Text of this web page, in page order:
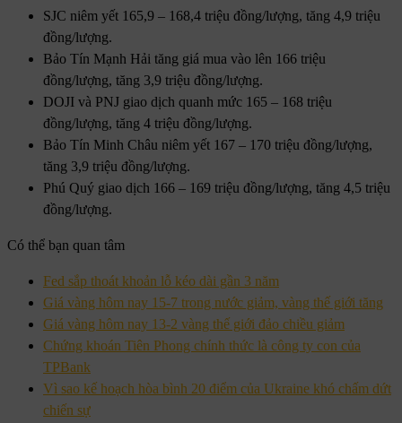
SJC niêm yết 165,9 – 168,4 triệu đồng/lượng, tăng 4,9 triệu
đồng/lượng.
Bảo Tín Mạnh Hải tăng giá mua vào lên 166 triệu
đồng/lượng, tăng 3,9 triệu đồng/lượng.
DOJI và PNJ giao dịch quanh mức 165 – 168 triệu
đồng/lượng, tăng 4 triệu đồng/lượng.
Bảo Tín Minh Châu niêm yết 167 – 170 triệu đồng/lượng,
tăng 3,9 triệu đồng/lượng.
Phú Quý giao dịch 166 – 169 triệu đồng/lượng, tăng 4,5 triệu
đồng/lượng.
Có thể bạn quan tâm
Fed sắp thoát khoản lỗ kéo dài gần 3 năm
Giá vàng hôm nay 15-7 trong nước giảm, vàng thế giới tăng
Giá vàng hôm nay 13-2 vàng thế giới đảo chiều giảm
Chứng khoán Tiên Phong chính thức là công ty con của
TPBank
Vì sao kế hoạch hòa bình 20 điểm của Ukraine khó chấm dứt
chiến sự